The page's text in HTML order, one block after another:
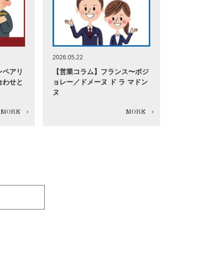
アリ
わせと
2026.05.22
【営業コラム】フランス〜ボジ
ョレー／ドメーヌ ド ラ マドン
ヌ